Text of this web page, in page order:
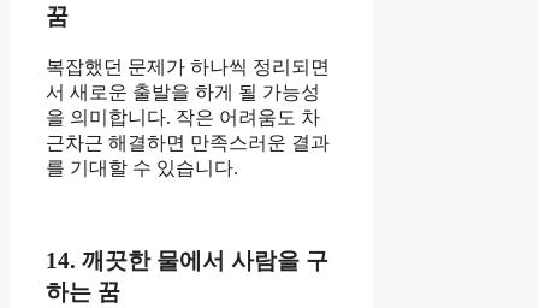
꿈
복잡했던 문제가 하나씩 정리되면
서 새로운 출발을 하게 될 가능성
을 의미합니다. 작은 어려움도 차
근차근 해결하면 만족스러운 결과
를 기대할 수 있습니다.
14. 깨끗한 물에서 사람을 구
하는 꿈